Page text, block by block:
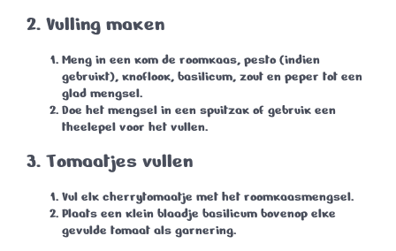
2. Vulling maken
Meng in een kom de roomkaas, pesto (indien
gebruikt), knoflook, basilicum, zout en peper tot een
glad mengsel.
Doe het mengsel in een spuitzak of gebruik een
theelepel voor het vullen.
3. Tomaatjes vullen
Vul elk cherrytomaatje met het roomkaasmengsel.
Plaats een klein blaadje basilicum bovenop elke
gevulde tomaat als garnering.